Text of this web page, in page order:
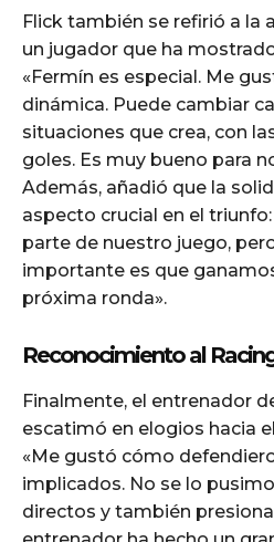
Flick también se refirió a la
un jugador que ha
«Fermín es especial. Me
dinámica. Puede cambiar
situaciones que crea, con
goles. Es muy bueno para
Además, añadió que la
aspecto crucial en el
parte de nuestro juego,
importante es que
próxima ronda».
Reconocimiento al
Finalmente, el entrenador
escatimó en elogios hacia
«Me gustó cómo
implicados. No se lo
directos y también